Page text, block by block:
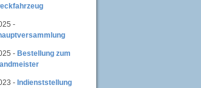
-
- Bestellung zum
- Indienststellung